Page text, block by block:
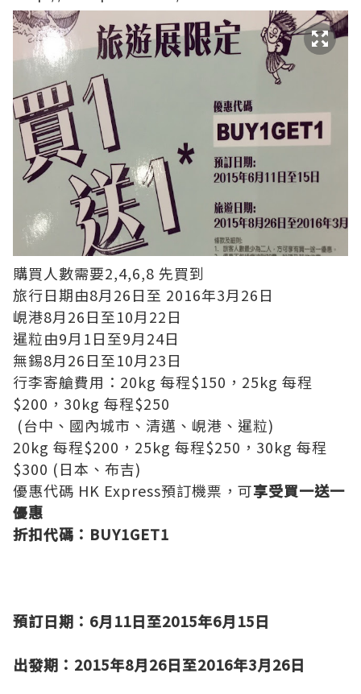
購買人數需要2,4,6,8 先買到
旅行日期由8月26日至 2016年3月26日
峴港8月26日至10月22日
暹粒由9月1日至9月24日
無錫8月26日至10月23日
行李寄艙費用：20kg 每程$150，25kg 每程
$200，30kg 每程$250
(台中、國內城市、清邁、峴港、暹粒)
20kg 每程$200，25kg 每程$250，30kg 每程
$300 (日本、布吉)
優惠代碼 HK Express預訂機票，可享受買一送一
優惠
折扣代碼：BUY1GET1
預訂日期：6月11日至2015年6月15日
出發期：2015年8月26日至2016年3月26日